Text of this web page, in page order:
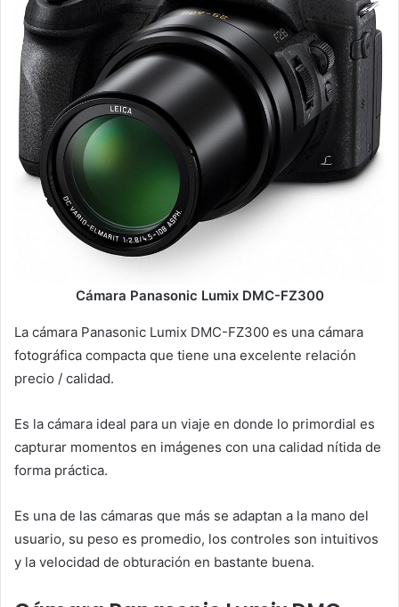
Cámara Panasonic Lumix DMC-FZ300
La cámara Panasonic Lumix DMC-FZ300 es una cámara
fotográfica compacta que tiene una excelente relación
precio / calidad.
Es la cámara ideal para un viaje en donde lo primordial es
capturar momentos en imágenes con una calidad nítida de
forma práctica.
Es una de las cámaras que más se adaptan a la mano del
usuario, su peso es promedio, los controles son intuitivos
y la velocidad de obturación en bastante buena.